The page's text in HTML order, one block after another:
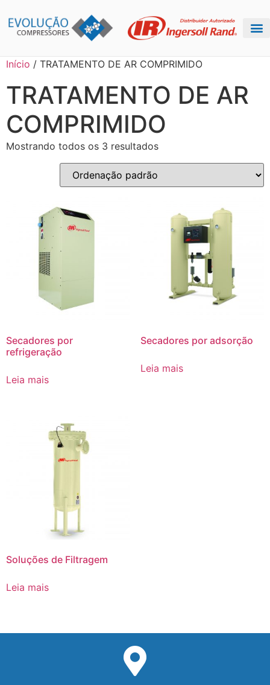
Início / TRATAMENTO DE AR COMPRIMIDO
TRATAMENTO DE AR
COMPRIMIDO
Mostrando todos os 3 resultados
Secadores por
refrigeração
Leia mais
Secadores por adsorção
Leia mais
Soluções de Filtragem
Leia mais